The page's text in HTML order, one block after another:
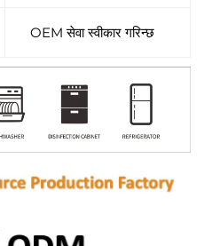
OEM सेवा स्वीकार गरिन्छ